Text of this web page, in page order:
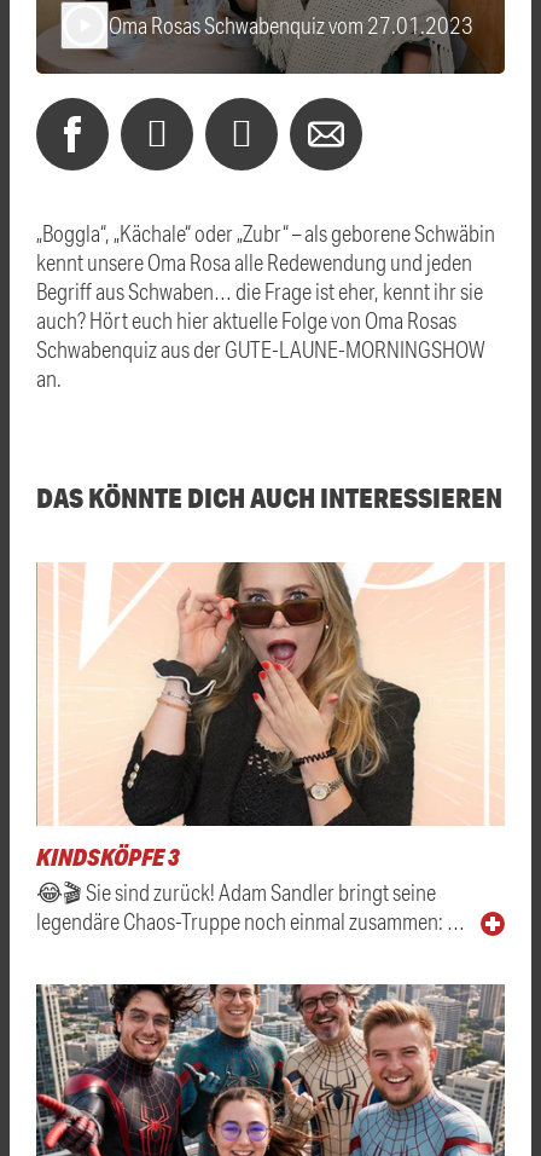
Oma Rosas Schwabenquiz vom 27.01.2023
„Boggla“, „Kächale“ oder „Zubr“ – als geborene Schwäbin
kennt unsere Oma Rosa alle Redewendung und jeden
Begriff aus Schwaben… die Frage ist eher, kennt ihr sie
auch? Hört euch hier aktuelle Folge von Oma Rosas
Schwabenquiz aus der GUTE-LAUNE-MORNINGSHOW
an.
DAS KÖNNTE DICH AUCH INTERESSIEREN
KINDSKÖPFE 3
😂🎬 Sie sind zurück! Adam Sandler bringt seine
legendäre Chaos-Truppe noch einmal zusammen: …